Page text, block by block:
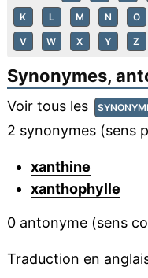
K L M N O
V W X Y Z
Synonymes,
Voir tous les
2 synonymes (sens
xanthine
xanthophylle
0 antonyme (sens
Traduction en